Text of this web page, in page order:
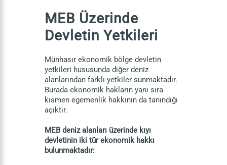
MEB Üzerinde
Devletin Yetkileri
Münhasır ekonomik bölge devletin
yetkileri hususunda diğer deniz
alanlarından farklı yetkiler sunmaktadır.
Burada ekonomik hakların yanı sıra
kısmen egemenlik hakkının da tanındığı
açıktır.
MEB deniz alanları üzerinde kıyı
devletinin iki tür ekonomik hakkı
bulunmaktadır: